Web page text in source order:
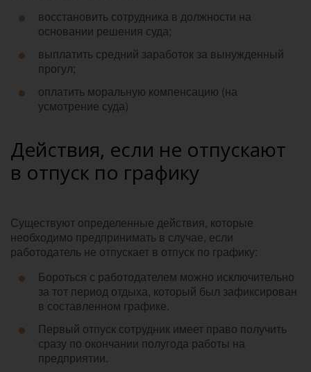
восстановить сотрудника в должности на
основании решения суда;
выплатить средний заработок за вынужденный
прогул;
оплатить моральную компенсацию (на
усмотрение суда)
Действия, если не отпускают
в отпуск по графику
Существуют определенные действия, которые
необходимо предпринимать в случае, если
работодатель не отпускает в отпуск по графику:
Бороться с работодателем можно исключительно
за тот период отдыха, который был зафиксирован
в составленном графике.
Первый отпуск сотрудник имеет право получить
сразу по окончании полугода работы на
предприятии.